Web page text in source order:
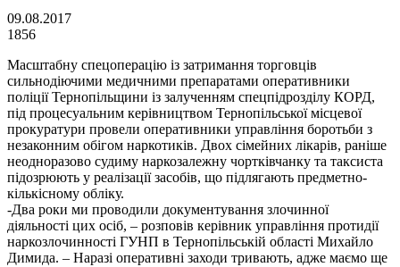
09.08.2017
1856
Масштабну спецоперацію із затримання торговців
сильнодіючими медичними препаратами оперативники
поліції Тернопільщини із залученням спецпідрозділу КОРД,
під процесуальним керівництвом Тернопільської місцевої
прокуратури провели оперативники управління боротьби з
незаконним обігом наркотиків. Двох сімейних лікарів, раніше
неодноразово судиму наркозалежну чортківчанку та таксиста
підозрюють у реалізації засобів, що підлягають предметно-
кількісному обліку.
-Два роки ми проводили документування злочинної
діяльності цих осіб, – розповів керівник управління протидії
наркозлочинності ГУНП в Тернопільській області Михайло
Димида. – Наразі оперативні заходи тривають, адже маємо ще